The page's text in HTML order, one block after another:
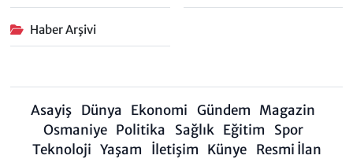
Haber Arşivi
Asayiş Dünya Ekonomi Gündem Magazin
Osmaniye Politika Sağlık Eğitim
Spor
Teknoloji Yaşam İletişim Künye Resmi İlan